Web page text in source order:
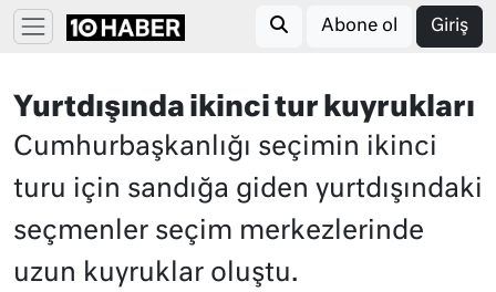
Abone ol Giriş
Yurtdışında ikinci tur kuyrukları
Cumhurbaşkanlığı seçimin ikinci
turu için sandığa giden yurtdışındaki
seçmenler seçim merkezlerinde
uzun kuyruklar oluştu.